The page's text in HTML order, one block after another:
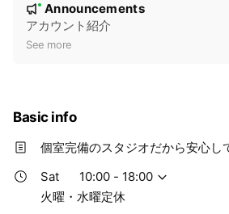
（LINE）
e
New
Announcements
アカウント紹介
See more
Basic info
個室完備のスタジオだから安心し
Sat
10:00 - 18:00
火曜・水曜定休